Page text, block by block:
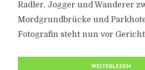
Radler, Jogger und Wanderer
Mordgrundbrücke und
Fotografin steht nun vor
WEITERLESEN